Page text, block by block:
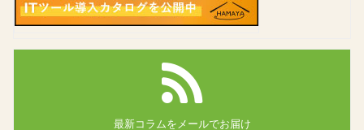
最新コラムを メールでお届け